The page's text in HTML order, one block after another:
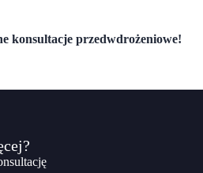
konsultacje przedwdrożeniowe!